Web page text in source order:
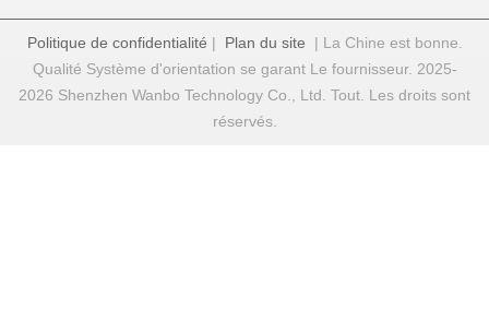
Politique de confidentialité | Plan du site | La Chine est bonne.
Qualité Système d'orientation se garant Le fournisseur. 2025-
2026 Shenzhen Wanbo Technology Co., Ltd. Tout. Les droits sont
réservés.